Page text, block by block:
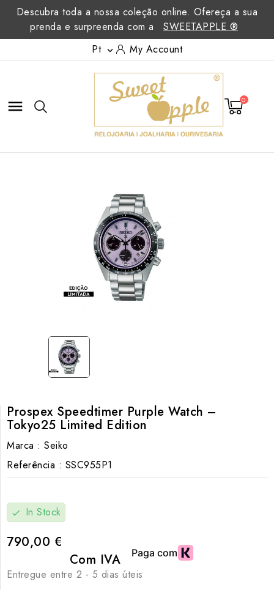
Descubra toda a nossa coleção online. Ofereça a sua
prenda e surpreenda com a
SWEETAPPLE ®
Pt  My Account
 0
Prospex Speedtimer Purple Watch –
Tokyo25 Limited Edition
Marca : Seiko
Referência : SSC955P1
check In Stock
790,00 €
Com IVA
Entregue entre 2 - 5 dias úteis